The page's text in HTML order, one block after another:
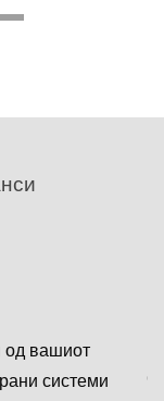
од вашиот
системи